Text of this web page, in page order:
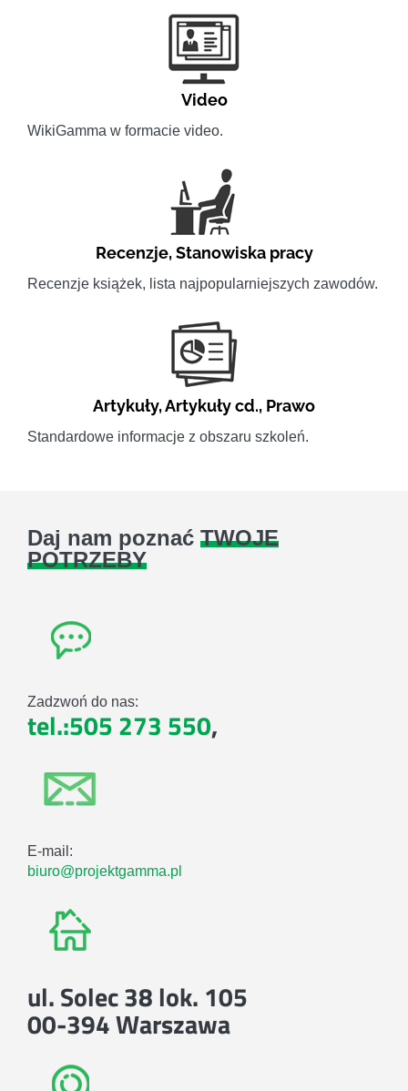
Video
WikiGamma w formacie video.
Recenzje,Stanowiska pracy
Recenzje książek, lista najpopularniejszych zawodów.
Artykuły,Artykuły cd., Prawo
Standardowe informacje z obszaru szkoleń.
Daj nam poznać TWOJE
POTRZEBY
Zadzwoń do nas:
tel.:505 273 550,
E-mail:
biuro@projektgamma.pl
ul. Solec 38 lok. 105
00-394 Warszawa